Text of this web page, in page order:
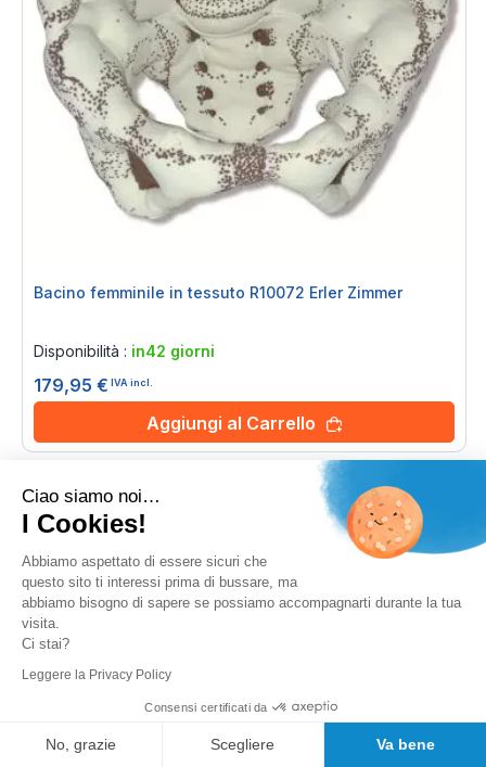
Bacino femminile in tessuto R10072 Erler Zimmer
Disponibilità : in42 giorni
179,95 € IVA incl.
Aggiungi al Carrello
Ciao siamo noi…
I Cookies!
Abbiamo aspettato di essere sicuri che
questo sito ti interessi prima di bussare, ma
abbiamo bisogno di sapere se possiamo accompagnarti durante la tua
visita.
Ci stai?
Leggere la Privacy Policy
Consensi certificati da
No, grazie Scegliere Va bene